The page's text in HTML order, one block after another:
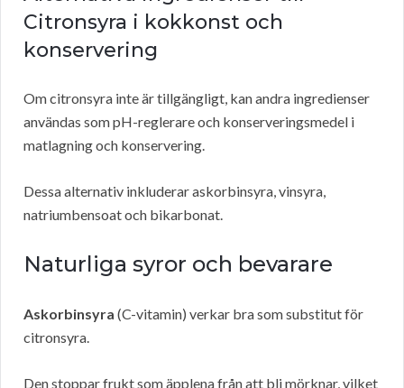
Citronsyra i kokkonst och
konservering
Om citronsyra inte är tillgängligt, kan andra ingredienser
användas som pH-reglerare och konserveringsmedel i
matlagning och konservering.
Dessa alternativ inkluderar askorbinsyra, vinsyra,
natriumbensoat och bikarbonat.
Naturliga syror och bevarare
Askorbinsyra (C-vitamin) verkar bra som substitut för
citronsyra.
Den stoppar frukt som äpplena från att bli mörknar, vilket